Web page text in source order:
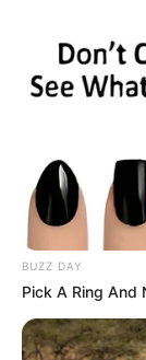
BUZZ DAY
Pick A Ring And